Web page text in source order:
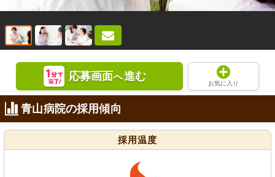
応募画面へ進む
お気に入り
青山病院の採用傾向
採用温度